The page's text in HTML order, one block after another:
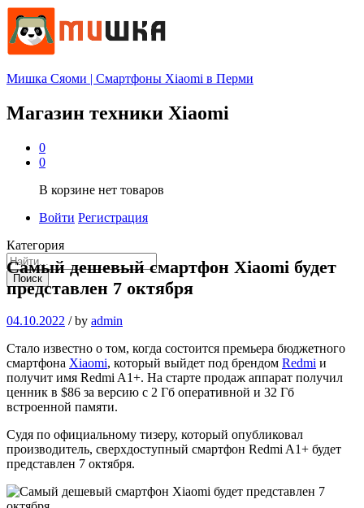
Мишка Сяоми | Смартфоны Xiaomi в Перми
Магазин техники Xiaomi
0
0
В корзине нет товаров
Войти Регистрация
Категория
Поиск
Самый дешевый смартфон Xiaomi будет
представлен 7 октября
04.10.2022 /by admin
Стало известно о том, когда состоится премьера бюджетного
смартфона Xiaomi, который выйдет под брендом Redmi и
получит имя Redmi A1+. На старте продаж аппарат получил
ценник в $86 за версию с 2 Гб оперативной и 32 Гб
встроенной памяти.
Судя по официальному тизеру, который опубликовал
производитель, сверхдоступный смартфон Redmi A1+ будет
представлен 7 октября.